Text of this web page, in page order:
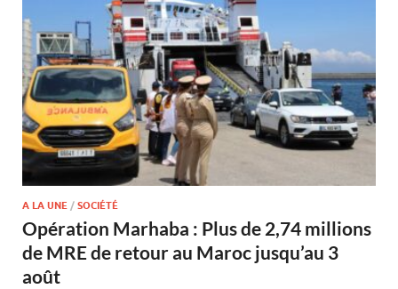
A LA UNE / SOCIÉTÉ
Opération Marhaba : Plus de 2,74 millions
de MRE de retour au Maroc jusqu’au 3
août